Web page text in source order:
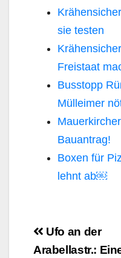
sie testen
Freistaat
Busstopp
Mülleimer
Bauantrag!
Boxen für
lehnt ab￼
Ufo an der
Arabellastr.: